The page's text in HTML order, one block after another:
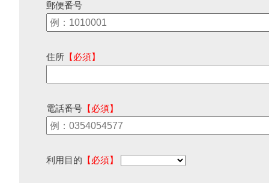
郵便番号
住所 【必須】
電話番号 【必須】
利用目的 【必須】